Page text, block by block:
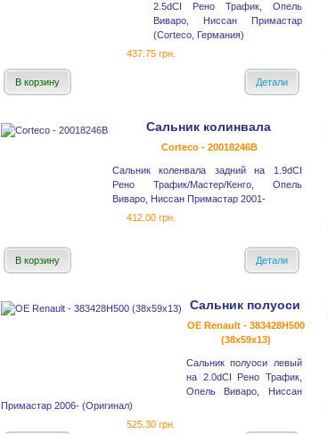
2.5dCI Рено Трафик, Опель
Виваро, Ниссан Примастар
(Corteco, Германия)
437.75 грн.
В корзину Детали
Сальник колинвала
Corteco - 20018246B
Сальник коленвала задний на 1.9dCI
Рено Трафик/Мастер/Кенго, Опель
Виваро, Ниссан Примастар 2001-
412.00 грн.
В корзину Детали
Сальник полуоси
OE Renault - 383428H500
(38x59x13)
Сальник полуоси левый
на 2.0dCI Рено Трафик,
Опель Виваро, Ниссан
Примастар 2006- (Оригинал)
525.30 грн.